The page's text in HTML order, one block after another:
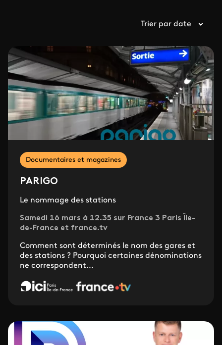
Trier par date
Documentaires et magazines
PARIGO
Le nommage des stations
Samedi 16 mars à 12.35 sur France 3 Paris Île-
de-France et france.tv
Comment sont déterminés le nom des gares et
des stations ? Pourquoi certaines dénominations
ne correspondent...